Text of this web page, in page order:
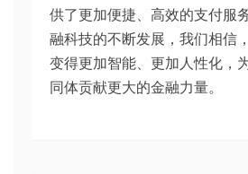
供了更加便捷、高效的支付服
融科技的不断发展，我们相信
变得更加智能、更加人性化，
同体贡献更大的金融力量。